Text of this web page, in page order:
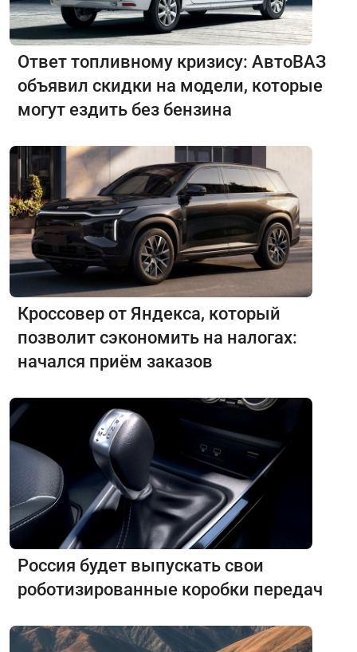
Ответ топливному кризису: АвтоВАЗ
объявил скидки на модели, которые
могут ездить без бензина
Кроссовер от Яндекса, который
позволит сэкономить на налогах:
начался приём заказов
Россия будет выпускать свои
роботизированные коробки передач